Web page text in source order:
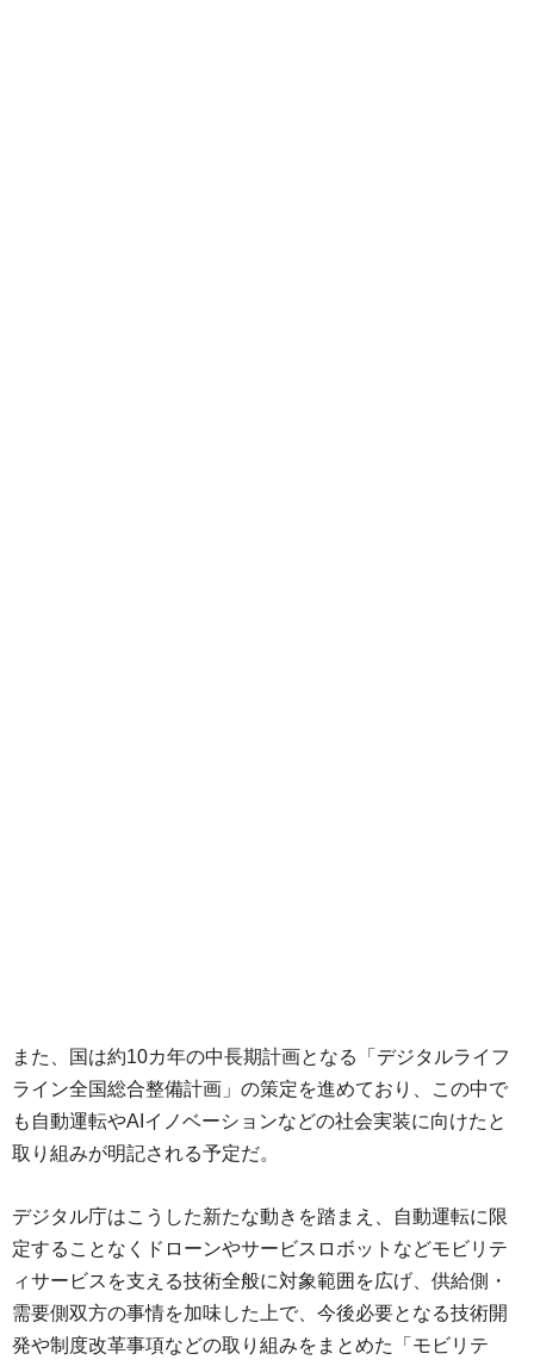
また、国は約10カ年の中長期計画となる「デジタルライフ
ライン全国総合整備計画」の策定を進めており、この中で
も自動運転やAIイノベーションなどの社会実装に向けたと
取り組みが明記される予定だ。
デジタル庁はこうした新たな動きを踏まえ、自動運転に限
定することなくドローンやサービスロボットなどモビリテ
ィサービスを支える技術全般に対象範囲を広げ、供給側・
需要側双方の事情を加味した上で、今後必要となる技術開
発や制度改革事項などの取り組みをまとめた「モビリテ